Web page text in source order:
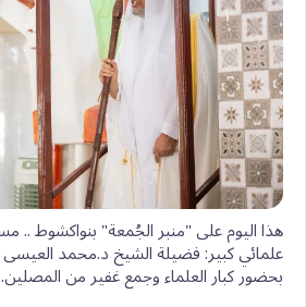
هذا اليوم على "منبر الجُمعة" بنواكشوط ..
علمائي كبير: فضيلة الشيخ د.محمد
بحضور كبار العلماء وجمع غفير من المصلين.